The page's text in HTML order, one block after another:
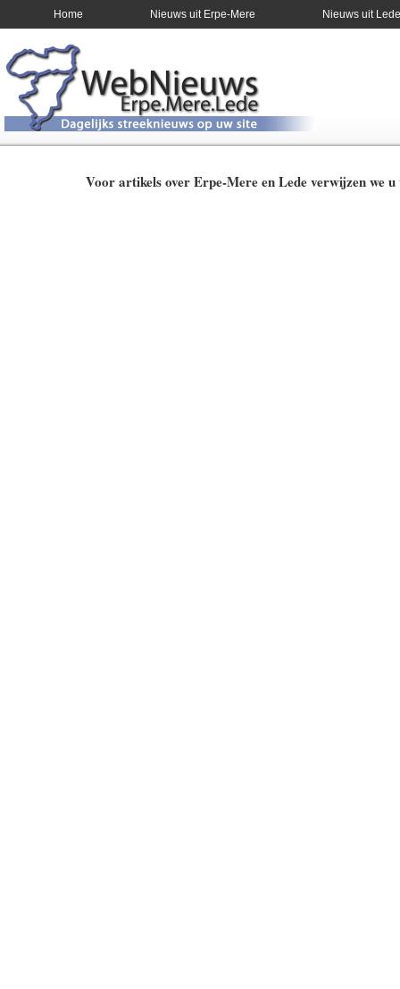
Home Nieuws uit Erpe-Mere Nieuws uit Lede
Voor artikels over Erpe-Mere en Lede verwijzen we